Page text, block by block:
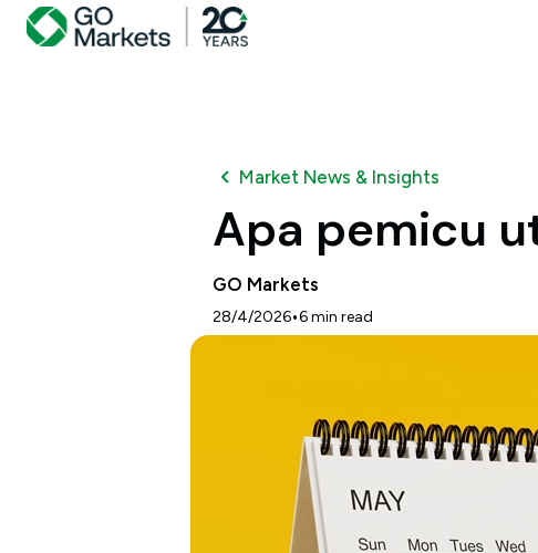
Market News & Insights
Apa pemicu
GO Markets
28/4/2026•6min read